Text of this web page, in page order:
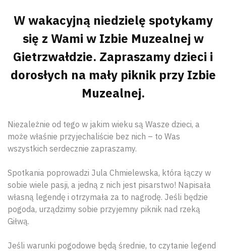
W wakacyjną niedzielę spotykamy
się z Wami w Izbie Muzealnej w
Gietrzwałdzie. Zapraszamy dzieci i
dorosłych na mały piknik przy Izbie
Muzealnej.
Niezależnie od tego w jakim wieku są Wasze dzieci, a
może właśnie przyjechaliście bez nich – to Was
wszystkich serdecznie zapraszamy.
Spotkania poprowadzi Jula Chmielewska, która łączy w
sobie wiele pasji, a jedną z nich jest pisarstwo! Napisała
własną legendę i otrzymała za to nagrodę. Jeśli będzie
pogoda, urządzimy sobie przyjemny piknik nad rzeką
Giłwą.
Jeśli warunki pogodowe będą średnie, to czytanie legend